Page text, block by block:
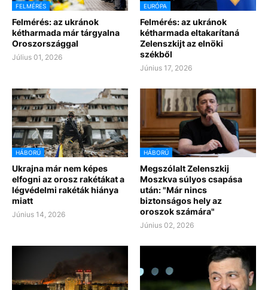
FELMÉRÉS
Felmérés: az ukránok
kétharmada már tárgyalna
Oroszországgal
Július 01, 2026
EURÓPA
Felmérés: az ukránok
kétharmada eltakarítaná
Zelenszkijt az elnöki
székből
Június 17, 2026
HÁBORÚ
Ukrajna már nem képes
elfogni az orosz rakétákat a
légvédelmi rakéták hiánya
miatt
Június 14, 2026
HÁBORÚ
Megszólalt Zelenszkij
Moszkva súlyos csapása
után: "Már nincs
biztonságos hely az
oroszok számára"
Június 02, 2026